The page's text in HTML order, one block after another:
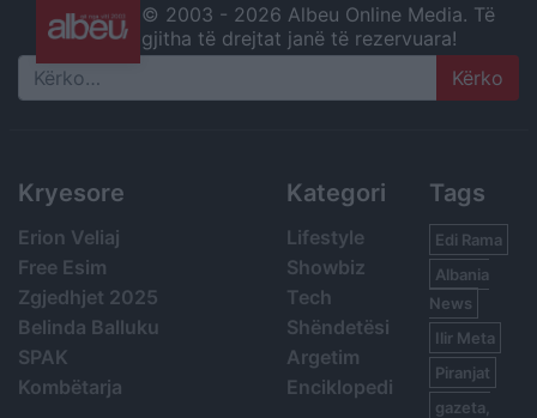
© 2003 - 2026 Albeu Online Media. Të
gjitha të drejtat janë të rezervuara!
Search
Kryesore
Erion Veliaj
Free Esim
Zgjedhjet 2025
Belinda Balluku
SPAK
Kombëtarja
Kategori
Lifestyle
Showbiz
Tech
Shëndetësi
Argetim
Enciklopedi
Tags
Edi Rama
Albania
News
Ilir Meta
Piranjat
gazeta,